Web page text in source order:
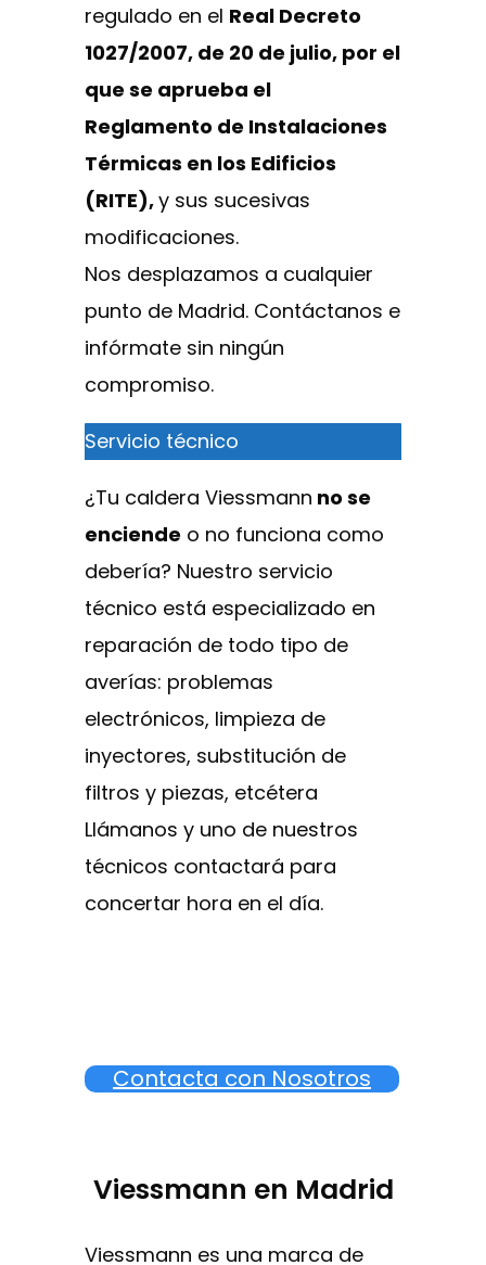
regulado en el Real Decreto
1027/2007, de 20 de julio, por el
que se aprueba el
Reglamento de Instalaciones
Térmicas en los Edificios
(RITE),y sus sucesivas
modificaciones.
Nos desplazamos a cualquier
punto de Madrid. Contáctanos e
infórmate sin ningún
compromiso.
Servicio técnico
¿Tu caldera Viessmann no se
enciende o no funciona como
debería? Nuestro servicio
técnico está especializado en
reparación de todo tipo de
averías: problemas
electrónicos, limpieza de
inyectores, substitución de
filtros y piezas, etcétera
Llámanos y uno de nuestros
técnicos contactará para
concertar hora en el día.
Contacta con Nosotros
Viessmann en Madrid
Viessmann es una marca de